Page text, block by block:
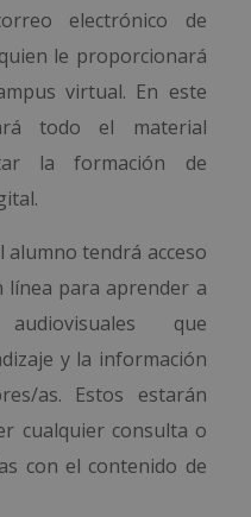
electrónico de
le proporcionará
virtual. En este
todo el material
la formación de
tendrá acceso
línea para aprender a
que
y la información
as. Estos estarán
cualquier consulta o
con el contenido de